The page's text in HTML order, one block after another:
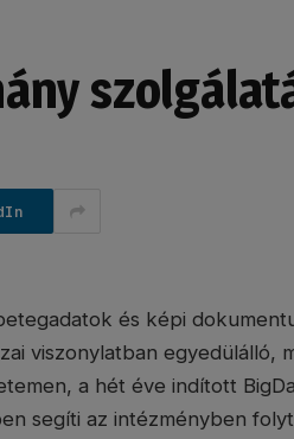
és képi
viszonylatban egyedülálló,
a hét éve indított
segíti az intézményben